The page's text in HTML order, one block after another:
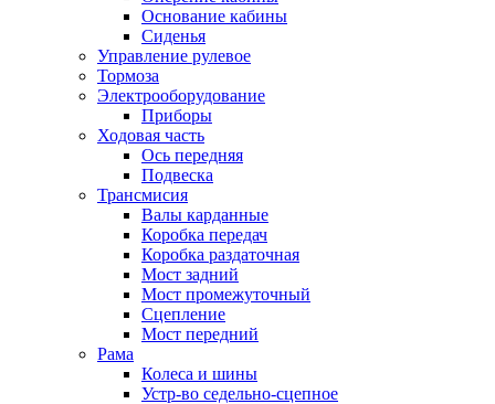
Основание кабины
Сиденья
Управление рулевое
Тормоза
Электрооборудование
Приборы
Ходовая часть
Ось передняя
Подвеска
Трансмисия
Валы карданные
Коробка передач
Коробка раздаточная
Мост задний
Мост промежуточный
Сцепление
Мост передний
Рама
Колеса и шины
Устр-во седельно-сцепное